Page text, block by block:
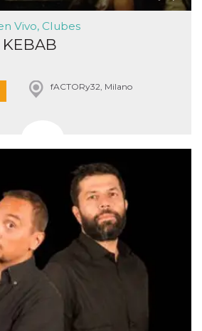
Vivo, Clubes
fACTORy32, Milano